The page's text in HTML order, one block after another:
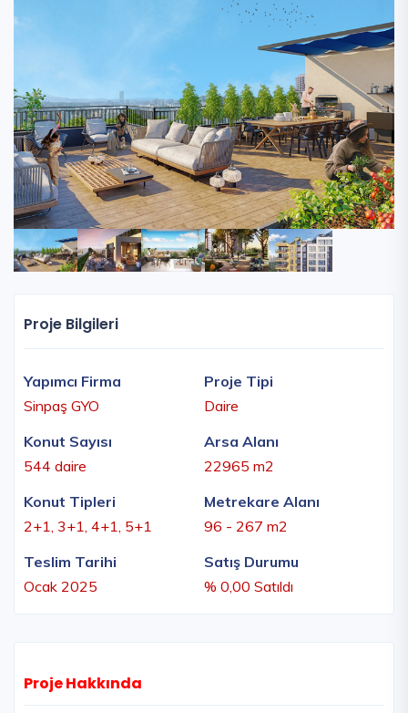
Proje Bilgileri
Yapımcı Firma
Sinpaş GYO
Proje Tipi
Daire
Konut Sayısı
544 daire
Arsa Alanı
22965 m2
Konut Tipleri
2+1, 3+1, 4+1, 5+1
Metrekare Alanı
96 - 267 m2
Teslim Tarihi
Ocak 2025
Satış Durumu
% 0,00 Satıldı
Proje Hakkında